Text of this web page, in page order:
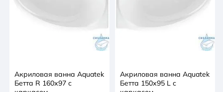
Акриловая ванна Aquatek
Бетта R 160х97 с
Акриловая ванна Aquatek
Бетта 150х95 L с